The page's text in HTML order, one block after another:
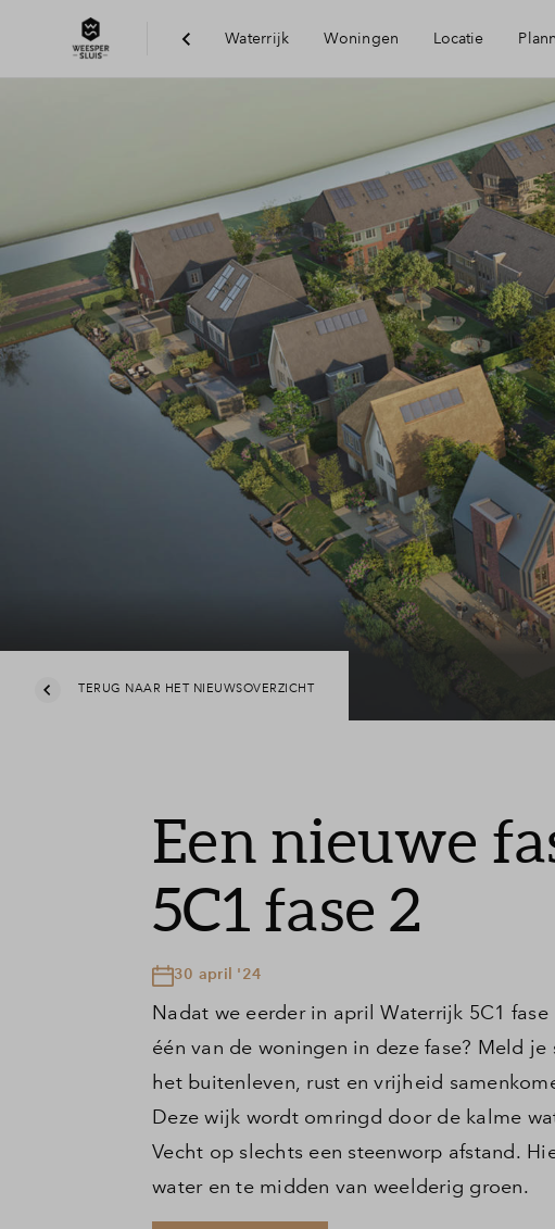
Waterrijk Woningen Locatie
Voorzieningen
Duurzaamheid
TERUG NAAR HET NIEUWSOVERZICHT
Een nieuwe
5C1 fase 2
30 april '24
Nadat we eerder in april Waterrijk 5C1
één van de woningen in deze fase? Meld
het buitenleven, rust en vrijheid
Deze wijk wordt omringd door de kalme
Vecht op slechts een steenworp afstand.
water en te midden van weelderig groen.